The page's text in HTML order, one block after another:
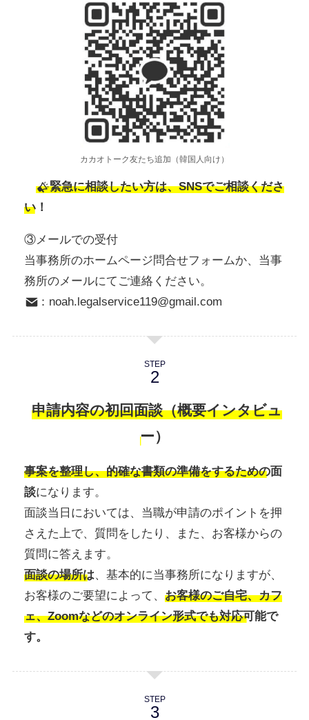
カカオトーク友たち追加（韓国人向け）
緊急に相談したい方は、SNSでご相談くださ
い！
③メールでの受付
当事務所のホームページ問合せフォームか、当事
務所のメールにてご連絡ください。
：noah.legalservice119@gmail.com
STEP
申請内容の初回面談（概要インタビュ
ー）
事案を整理し、的確な書類の準備をするための面
談になります。
面談当日においては、当職が申請のポイントを押
さえた上で、質問をしたり、また、お客様からの
質問に答えます。
面談の場所は、基本的に当事務所になりますが、
お客様のご要望によって、 お客様のご自宅、カフ
ェ、Zoomなどのオンライン形式でも対応可能で
す。
STEP